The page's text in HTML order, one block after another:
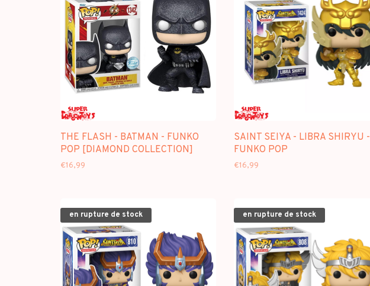
THE FLASH - BATMAN - FUNKO
POP [DIAMOND COLLECTION]
€16,99
SAINT SEIYA - LIBRA SHIRYU -
FUNKO POP
€16,99
en rupture de stock en rupture de stock